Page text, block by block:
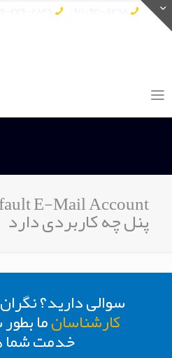
پنل چه کاربردی دارد
سوالی دارید؟
کارشناسانما
خدمت